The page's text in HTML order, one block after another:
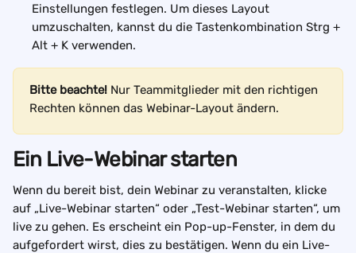
Einstellungen festlegen. Um dieses Layout
umzuschalten, kannst du die Tastenkombination Strg +
Alt + K verwenden.
Bitte beachte! Nur Teammitglieder mit den richtigen
Rechten können das Webinar-Layout ändern.
Ein Live-Webinar starten
Wenn du bereit bist, dein Webinar zu veranstalten, klicke
auf „Live-Webinar starten“ oder „Test-Webinar starten“, um
live zu gehen. Es erscheint ein Pop-up-Fenster, in dem du
aufgefordert wirst, dies zu bestätigen. Wenn du ein Live-